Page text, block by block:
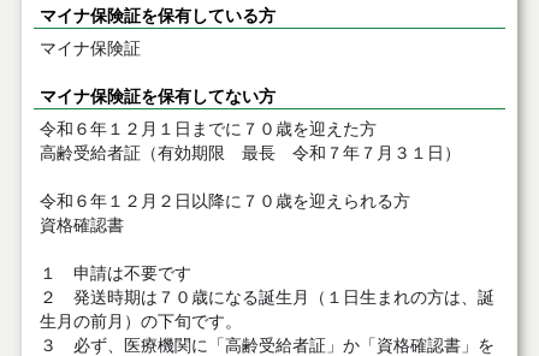
マイナ保険証を保有している方
マイナ保険証
マイナ保険証を保有してない方
令和６年１２月１日までに７０歳を迎えた方
高齢受給者証（有効期限 最長 令和７年７月３１日）
令和６年１２月２日以降に７０歳を迎えられる方
資格確認書
１ 申請は不要です
２ 発送時期は７０歳になる誕生月（１日生まれの方は、誕
生月の前月）の下旬です。
３ 必ず、医療機関に「高齢受給者証」か「資格確認書」を